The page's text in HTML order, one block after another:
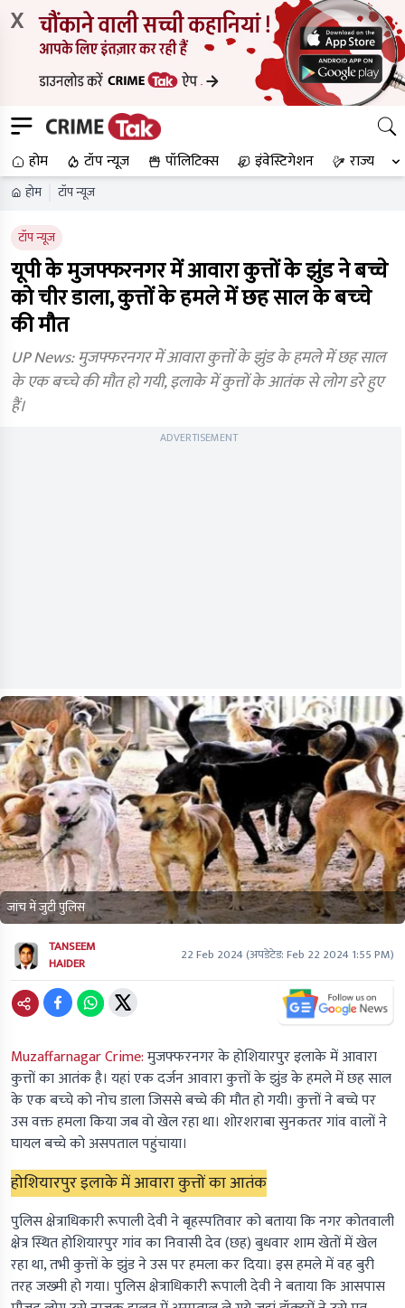
X
होम टॉप न्यूज पॉलिटिक्स इंवेस्टिगेशन राज्य
होम टॉप न्यूज
टॉप न्यूज
यूपी के मुजफ्फरनगर में आवारा कुत्तों के झुंड ने बच्चे
को चीर डाला, कुत्तों के हमले में छह साल के बच्‍चे
की मौत
UP News: मुजफ्फरनगर में आवारा कुत्तों के झुंड के हमले में छह साल
के एक बच्‍चे की मौत हो गयी, इलाके में कुत्तों के आतंक से लोग डरे हुए
हैं।
ADVERTISEMENT
जांच में जुटी पुलिस
TANSEEM
HAIDER
22 Feb 2024(अपडेटेड:Feb 22 2024 1:55 PM)
Muzaffarnagar Crime:मुजफ्फरनगर के होशियारपुर इलाके में आवारा
कुत्तों का आतंक है। यहां एक दर्जन आवारा कुत्तों के झुंड के हमले में छह साल
के एक बच्‍चे को नोच डाला जिससे बच्चे की मौत हो गयी। कुत्तों ने बच्चे पर
उस वक्त हमला किया जब वो खेल रहा था। शोरशराबा सुनकतर गांव वालों ने
घायल बच्चे को असपताल पहुंचाया।
होशियारपुर इलाके में आवारा कुत्तों का आतंक
पुलिस क्षेत्राधिकारी रूपाली देवी ने बृहस्‍पतिवार को बताया कि नगर कोतवाली
क्षेत्र स्थित होशियारपुर गांव का निवासी देव (छह) बुधवार शाम खेतों में खेल
रहा था, तभी कुत्तों के झुंड ने उस पर हमला कर दिया। इस हमले में वह बुरी
तरह जख्‍मी हो गया। पुलिस क्षेत्राधिकारी रूपाली देवी ने बताया कि आसपास